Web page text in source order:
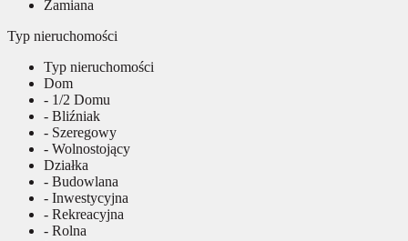
Zamiana
Typ nieruchomości
Typ nieruchomości
Dom
- 1/2 Domu
- Bliźniak
- Szeregowy
- Wolnostojący
Działka
- Budowlana
- Inwestycyjna
- Rekreacyjna
- Rolna